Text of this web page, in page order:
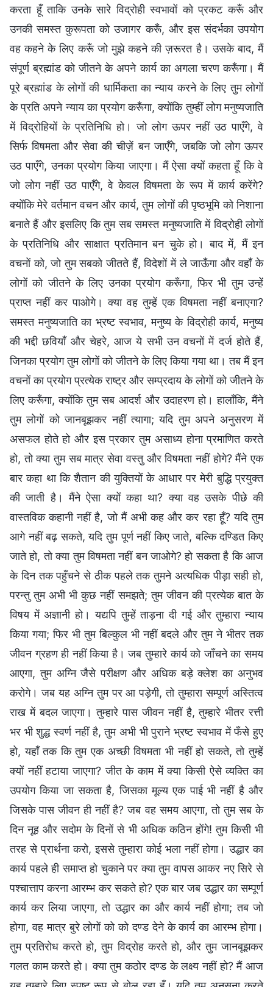
करता हूँ ताकि उनके सारे विद्रोही स्वभावों को प्रकट करूँ और
उनकी समस्त कुरूपता को उजागर करूँ, और इस संदर्भका उपयोग
वह कहने के लिए करूँ जो मुझे कहने की ज़रूरत है। उसके बाद, मैं
संपूर्ण ब्रह्मांड को जीतने के अपने कार्य का अगला चरण करूँगा। मैं
पूरे ब्रह्मांड के लोगों की धार्मिकता का न्याय करने के लिए तुम लोगों
के प्रति अपने न्याय का प्रयोग करूँगा, क्योंकि तुम्हीं लोग मनुष्यजाति
में विद्रोहियों के प्रतिनिधि हो। जो लोग ऊपर नहीं उठ पाएँगे, वे
सिर्फ विषमता और सेवा की चीज़ें बन जाएँगे, जबकि जो लोग ऊपर
उठ पाएँगे, उनका प्रयोग किया जाएगा। मैं ऐसा क्यों कहता हूँ कि वे
जो लोग नहीं उठ पाएँगे, वे केवल विषमता के रूप में कार्य करेंगे?
क्योंकि मेरे वर्तमान वचन और कार्य, तुम लोगों की पृष्ठभूमि को निशाना
बनाते हैं और इसलिए कि तुम सब समस्त मनुष्यजाति में विद्रोही लोगों
के प्रतिनिधि और साक्षात प्रतिमान बन चुके हो। बाद में, मैं इन
वचनों को, जो तुम सबको जीतते हैं, विदेशों में ले जाऊँगा और वहाँ के
लोगों को जीतने के लिए उनका प्रयोग करूँगा, फिर भी तुम उन्हें
प्राप्त नहीं कर पाओगे। क्या वह तुम्हें एक विषमता नहीं बनाएगा?
समस्त मनुष्यजाति का भ्रष्ट स्वभाव, मनुष्य के विद्रोही कार्य, मनुष्य
की भद्दी छवियाँ और चेहरे, आज ये सभी उन वचनों में दर्ज होते हैं,
जिनका प्रयोग तुम लोगों को जीतने के लिए किया गया था। तब मैं इन
वचनों का प्रयोग प्रत्येक राष्ट्र और सम्प्रदाय के लोगों को जीतने के
लिए करूँगा, क्योंकि तुम सब आदर्श और उदाहरण हो। हालाँकि, मैंने
तुम लोगों को जानबूझकर नहीं त्यागा; यदि तुम अपने अनुसरण में
असफल होते हो और इस प्रकार तुम असाध्य होना प्रमाणित करते
हो, तो क्या तुम सब मात्र सेवा वस्तु और विषमता नहीं होगे? मैंने एक
बार कहा था कि शैतान की युक्तियों के आधार पर मेरी बुद्धि प्रयुक्त
की जाती है। मैंने ऐसा क्यों कहा था? क्या वह उसके पीछे की
वास्तविक कहानी नहीं है, जो मैं अभी कह और कर रहा हूँ? यदि तुम
आगे नहीं बढ़ सकते, यदि तुम पूर्ण नहीं किए जाते, बल्कि दण्डित किए
जाते हो, तो क्या तुम विषमता नहीं बन जाओगे? हो सकता है कि आज
के दिन तक पहुँचने से ठीक पहले तक तुमने अत्यधिक पीड़ा सही हो,
परन्तु तुम अभी भी कुछ नहीं समझते; तुम जीवन की प्रत्येक बात के
विषय में अज्ञानी हो। यद्यपि तुम्हें ताड़ना दी गई और तुम्हारा न्याय
किया गया; फिर भी तुम बिल्कुल भी नहीं बदले और तुम ने भीतर तक
जीवन ग्रहण ही नहीं किया है। जब तुम्हारे कार्य को जाँचने का समय
आएगा, तुम अग्नि जैसे परीक्षण और अधिक बड़े क्लेश का अनुभव
करोगे। जब यह अग्नि तुम पर आ पड़ेगी, तो तुम्हारा सम्पूर्ण अस्तित्व
राख में बदल जाएगा। तुम्हारे पास जीवन नहीं है, तुम्हारे भीतर रत्ती
भर भी शुद्ध स्वर्ण नहीं है, तुम अभी भी पुराने भ्रष्ट स्वभाव में फँसे हुए
हो, यहाँ तक कि तुम एक अच्छी विषमता भी नहीं हो सकते, तो तुम्हें
क्यों नहीं हटाया जाएगा? जीत के काम में क्या किसी ऐसे व्यक्ति का
उपयोग किया जा सकता है, जिसका मूल्य एक पाई भी नहीं है और
जिसके पास जीवन ही नहीं है? जब वह समय आएगा, तो तुम सब के
दिन नूह और सदोम के दिनों से भी अधिक कठिन होंगे! तुम किसी भी
तरह से प्रार्थना करो, इससे तुम्हारा कोई भला नहीं होगा। उद्धार का
कार्य पहले ही समाप्त हो चुकाने पर क्या तुम वापस आकर नए सिरे से
पश्चात्ताप करना आरम्भ कर सकते हो? एक बार जब उद्धार का सम्पूर्ण
कार्य कर लिया जाएगा, तो उद्धार का और कार्य नहीं होगा; तब जो
होगा, वह मात्र बुरे लोगों को को दण्ड देने के कार्य का आरम्भ होगा।
तुम प्रतिरोध करते हो, तुम विद्रोह करते हो, और तुम जानबूझकर
गलत काम करते हो। क्या तुम कठोर दण्ड के लक्ष्य नहीं हो? मैं आज